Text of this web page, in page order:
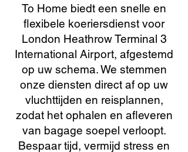
To Home biedt een snelle en
flexibele koeriersdienst voor
London Heathrow Terminal 3
International Airport, afgestemd
op uw schema. We stemmen
onze diensten direct af op uw
vluchttijden en reisplannen,
zodat het ophalen en afleveren
van bagage soepel verloopt.
Bespaar tijd, vermijd stress en